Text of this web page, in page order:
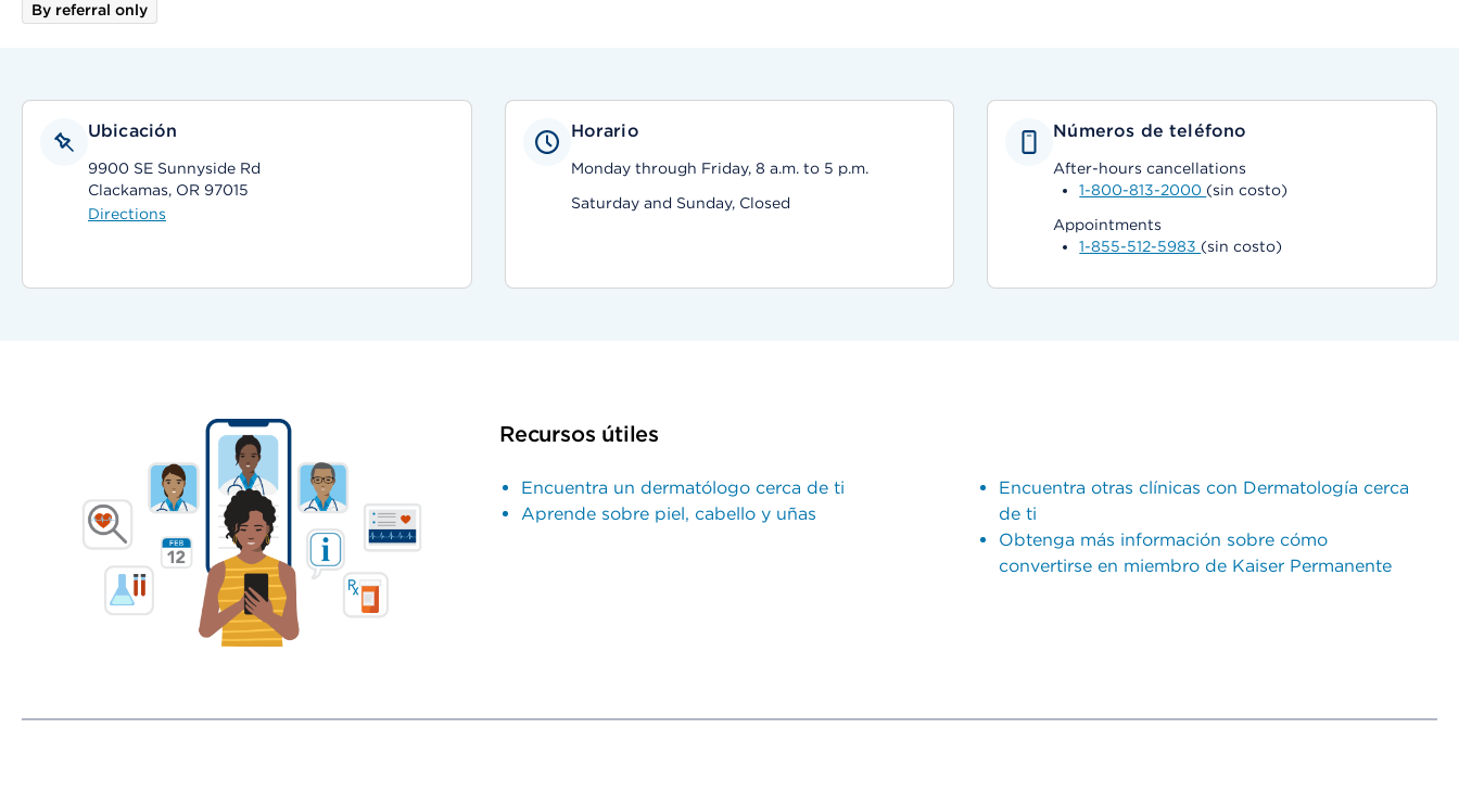
By referral only
Ubicación
9900 SE Sunnyside Rd
Clackamas, OR 97015
Directions
Horario
Monday through Friday, 8 a.m. to 5 p.m.
Saturday and Sunday, Closed
Números de teléfono
After-hours cancellations
1-800-813-2000 (sin costo)
Appointments
1-855-512-5983 (sin costo)
Recursos útiles
Encuentra un dermatólogo cerca de ti
Aprende sobre piel, cabello y uñas
Encuentra otras clínicas con Dermatología cerca
de ti
Obtenga más información sobre cómo
convertirse en miembro de Kaiser Permanente